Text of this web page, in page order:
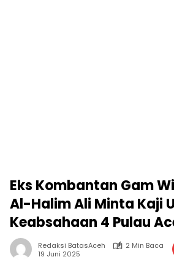
Eks Kombantan Gam
Al-Halim Ali Minta Kaji
Keabsahaan 4 Pulau
Redaksi BatasAceh
2 Min Baca
19 Juni 2025